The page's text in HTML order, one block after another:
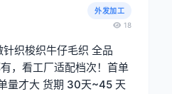
外发加工
18
，看工厂适配档次！首单
量才大 货期 30天~45 天